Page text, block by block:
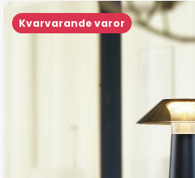
Kvarvarande varor
Hoppa
till